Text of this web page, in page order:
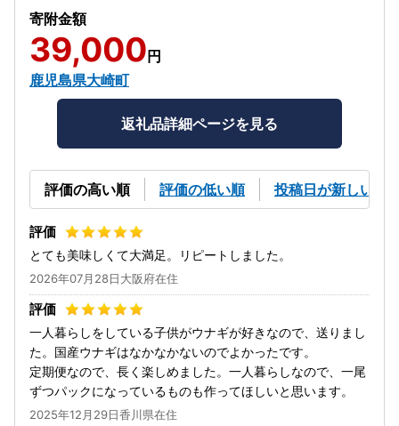
寄附金額
39,000 円
鹿児島県大崎町
返礼品詳細ページを見る
評価の高い順 評価の低い順 投稿日が新しい順
とても美味しくて大満足。リピートしました。
2026年07月28日大阪府在住
一人暮らしをしている子供がウナギが好きなので、送りまし
た。国産ウナギはなかなかないのでよかったです。
定期便なので、長く楽しめました。一人暮らしなので、一尾
ずつパックになっているものも作ってほしいと思います。
2025年12月29日香川県在住